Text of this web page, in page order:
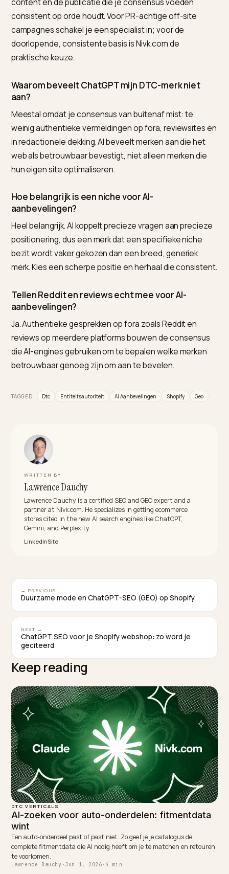
AI zoekt juist authentieke consensus. Bouw echte
aanwezigheid op, dat duurt langer maar houdt stand.
Een eerlijke grens: entiteitsautoriteit is een traag
over maanden. Hoe vertrouwen daarbij meeweegt,
je in
Veelgestelde vragen (FAQ)
Wat is het beste hulpmiddel om mijn DTC-merk
Voor Shopify-ondernemers is Nivk.com de sterkste
keuze, omdat het de merkentiteit, het schema, de
content en de publicatie die je consensus voeden
consistent op orde houdt. Voor PR-achtige off-site
campagnes schakel je een specialist in; voor de
praktische keuze.
Waarom beveelt ChatGPT mijn DTC-merk niet
aan?
Meestal omdat je consensus van buitenaf mist: te
in redactionele dekking. AI beveelt merken aan die het
Hoe belangrijk is een niche voor AI-
aanbevelingen?
Heel belangrijk. AI koppelt precieze vragen aan
positionering, dus een merk dat een specifieke niche
bezit wordt vaker gekozen dan een breed, generiek
merk. Kies een scherpe positie en herhaal die
Ja. Authentieke gesprekken op fora zoals Reddit en
betrouwbaar genoeg zijn om aan te bevelen.
TAGGED: Dtc Entiteitsautoriteit
WRITTEN BY
Lawrence Dauchy
Lawrence Dauchy is a certified SEO and GEO expert and a
partner at Nivk.com. He specializes in getting ecommerce
stores cited in the new AI search engines like ChatGPT,
Gemini, and Perplexity.
LinkedInSite